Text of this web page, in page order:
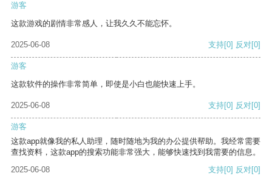
游客
这款游戏的剧情非常感人，让我久久不能忘怀。
2025-06-08 支持[0] 反对[0]
游客
这款软件的操作非常简单，即使是小白也能快速上手。
2025-06-08 支持[0] 反对[0]
游客
这款app就像我的私人助理，随时随地为我的办公提供帮助。我经常需要
查找资料，这款app的搜索功能非常强大，能够快速找到我需要的信息。
2025-06-08
支持[0] 反对[0]